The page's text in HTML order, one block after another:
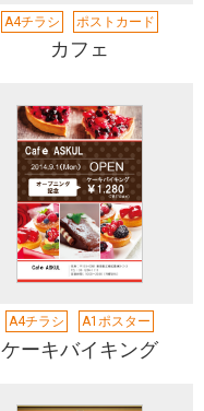
A4チラシ ポストカード
カフェ
A4チラシ A1ポスター
ケーキバイキング